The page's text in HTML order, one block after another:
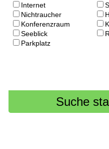
Internet
Nichtraucher
Konferenzraum
Seeblick
Parkplatz